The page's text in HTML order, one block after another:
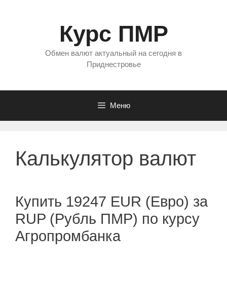
Курс ПМР
Обмен валют актуальный на сегодня в
Приднестровье
Меню
Калькулятор валют
Купить 19247 EUR (Евро) за
RUP (Рубль ПМР) по курсу
Агропромбанка